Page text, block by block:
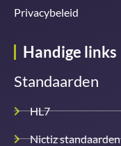
Privacybeleid
Handige links
Standaarden
HL7
Nictiz standaarden